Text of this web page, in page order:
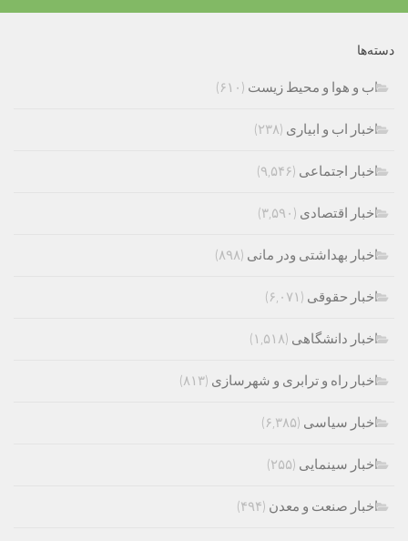
دسته‌ها
اب و هوا و محیط زیست (۶۱۰)
اخبار اب و ابیاری (۲۳۸)
اخبار اجتماعی (۹,۵۴۶)
اخبار اقتصادی (۳,۵۹۰)
اخبار بهداشتی ودر مانی (۸۹۸)
اخبار حقوقی (۶,۰۷۱)
اخبار دانشگاهی (۱,۵۱۸)
اخبار راه و ترابری و شهرسازی (۸۱۳)
اخبار سیاسی (۶,۳۸۵)
اخبار سینمایی (۲۵۵)
اخبار صنعت و معدن (۴۹۴)